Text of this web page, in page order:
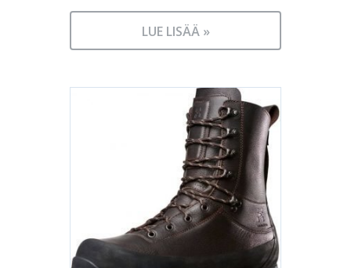
LUE LISÄÄ »